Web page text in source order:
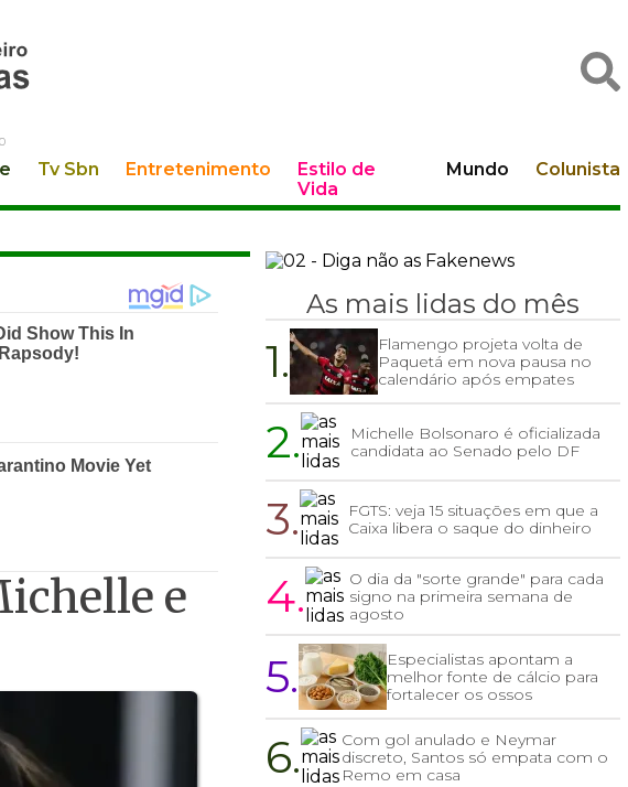
Tv Sbn Entretenimento
Estilo de
Vida
Mundo Colunista
e
As mais lidas do mês
1.
Flamengo projeta volta de
Paquetá em nova pausa no
calendário após empates
2.
Michelle Bolsonaro é oficializada
candidata ao Senado pelo DF
3.
FGTS: veja 15 situações em que a
Caixa libera o saque do dinheiro
4.
O dia da "sorte grande" para cada
signo na primeira semana de
agosto
5.
Especialistas apontam a
melhor fonte de cálcio para
fortalecer os ossos
6.
Com gol anulado e Neymar
discreto, Santos só empata com o
Remo em casa